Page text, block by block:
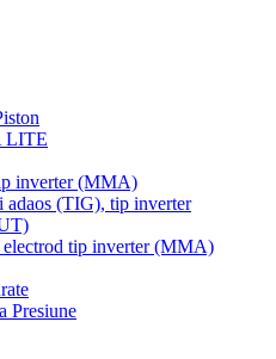
LITE
inverter (MMA)
adaos (TIG), tip inverter
electrod tip inverter (MMA)
Presiune